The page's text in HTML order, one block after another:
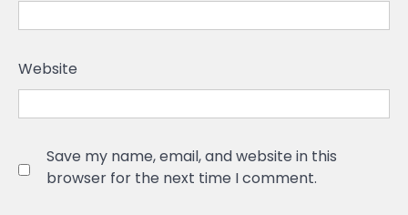
Website
Save my name, email, and website in this
browser for the next time I comment.